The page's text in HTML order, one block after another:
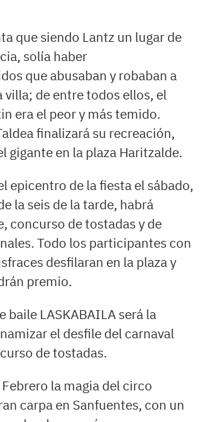
que siendo Lantz un lugar de
solía haber
que abusaban y robaban a
villa; de entre todos ellos, el
era el peor y más temido.
finalizará su recreación,
gigante en la plaza Haritzalde.
epicentro de la fiesta el sábado,
la seis de la tarde, habrá
concurso de tostadas y de
Todo los participantes con
desfilaran en la plaza y
premio.
baile LASKABAILA será la
el desfile del carnaval
de tostadas.
la magia del circo
carpa en Sanfuentes, con un